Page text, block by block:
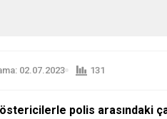
02.07.2023 131
polis arasındaki